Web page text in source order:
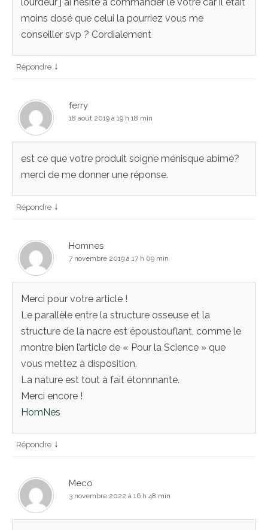
moins dosé que celui la pourriez vous me
conseiller svp ? Cordialement
Répondre ↓
ferry
18 août 2019 à 19 h 18 min
est ce que votre produit soigne ménisque abimé?
merci de me donner une réponse.
Répondre ↓
Homnes
7 novembre 2019 à 17 h 09 min
Merci pour votre article !
Le parallèle entre la structure osseuse et la
structure de la nacre est époustouflant, comme le
montre bien l’article de « Pour la Science » que
vous mettez à disposition.
La nature est tout à fait étonnnante.
Merci encore !
HomNes
Répondre ↓
Meco
3 novembre 2022 à 16 h 48 min